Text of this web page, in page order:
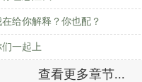
给你解释？你也配？
一起上
查看更多章节...